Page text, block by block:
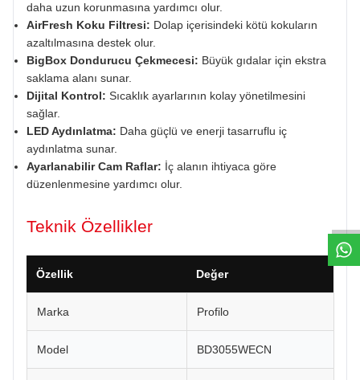
daha uzun korunmasına yardımcı olur.
AirFresh Koku Filtresi: Dolap içerisindeki kötü kokuların
azaltılmasına destek olur.
BigBox Dondurucu Çekmecesi: Büyük gıdalar için ekstra
saklama alanı sunar.
Dijital Kontrol: Sıcaklık ayarlarının kolay yönetilmesini
sağlar.
LED Aydınlatma: Daha güçlü ve enerji tasarruflu iç
aydınlatma sunar.
Ayarlanabilir Cam Raflar: İç alanın ihtiyaca göre
düzenlenmesine yardımcı olur.
Teknik Özellikler
Özellik Değer
Marka Profilo
Model BD3055WECN